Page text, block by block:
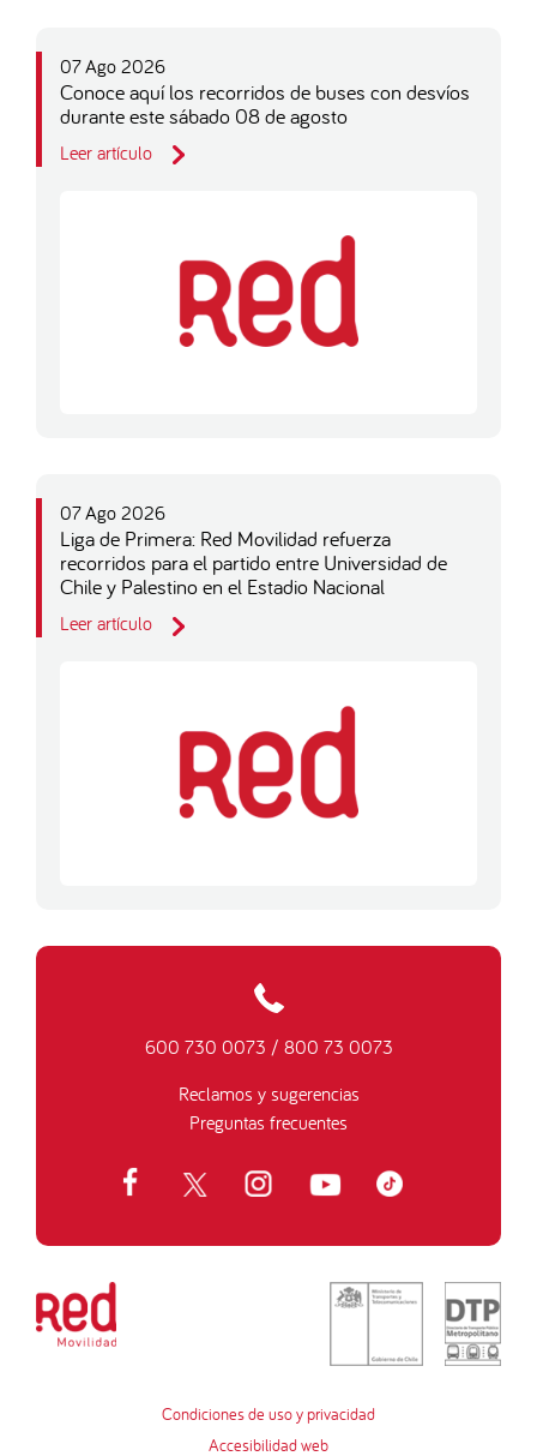
07 Ago 2026
Conoce aquí los recorridos de buses con desvíos
durante este sábado 08 de agosto
Leer artículo
07 Ago 2026
Liga de Primera: Red Movilidad refuerza
recorridos para el partido entre Universidad de
Chile y Palestino en el Estadio Nacional
Leer artículo
600 730 0073 / 800 73 0073
Reclamos y sugerencias
Preguntas frecuentes
Condiciones de uso y privacidad
Accesibilidad web